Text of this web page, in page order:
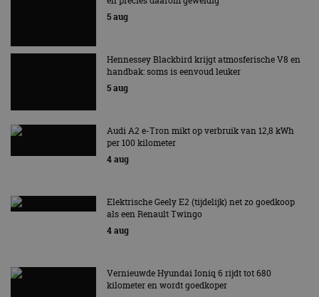
AutoRAI.nl TV
De Renault Twingo heeft een
Over ons